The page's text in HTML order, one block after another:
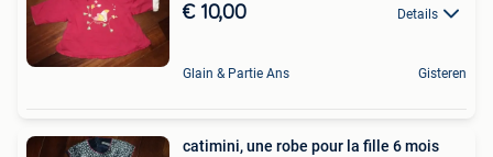
€ 10,00 Details
Glain & Partie Ans Gisteren
catimini, une robe pour la fille 6 mois